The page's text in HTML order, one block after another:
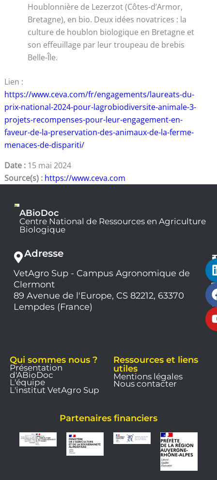
Houblonnière de Lezerzot (Côtes-d’Armor,
Bretagne), en bio. Deux idées novatrices : la
culture de houblon biologique en Bretagne et
son effeuillage par leur troupeau de brebis
Belle-Île.
Lien :
https://www.ceva.com/fr/engagements/laureats-du-
prix-national-2024-pour-lagrobiodiversite-animale-3-
projets-recompenses-pour-leur-engagement-en-
faveur-de-la-preservation-des-animaux-de-la-ferme-
menaces-de-dispariti/
Date : 15 mai 2024
Source(s) : https://www.ceva.com
ABioDoc
Centre National de Ressources en Agriculture
Biologique
Adresse
VetAgro Sup - Campus Agronomique de
Clermont
89 Avenue de l'Europe, CS 82212, 63370
Lempdes (France)
Qui sommes nous ?
Présentation
d'ABioDoc
L'équipe
L'institut VetAgro Sup
Ressources et liens
utiles
Mentions légales
Nous contacter
Partenaires financiers